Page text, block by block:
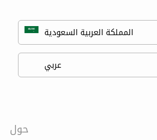
حول